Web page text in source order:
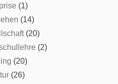
(1)
(14)
(20)
(2)
(20)
(26)